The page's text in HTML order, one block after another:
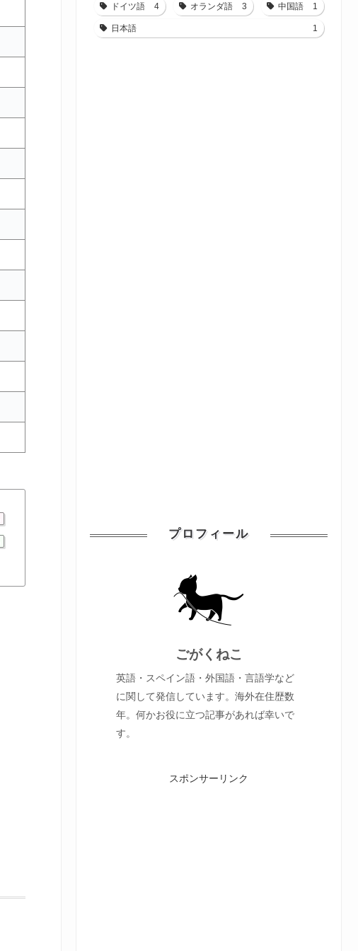
ドイツ語 4 オランダ語 3 中国語 1
日本語 1
プロフィール
ごがくねこ
英語・スペイン語・外国語・言語学など
に関して発信しています。海外在住歴数
年。何かお役に立つ記事があれば幸いで
す。
スポンサーリンク